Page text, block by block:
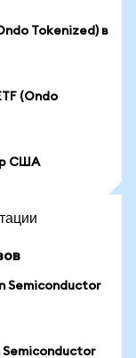
Tokenized) в
(Ondo
США
Semiconductor
Semiconductor